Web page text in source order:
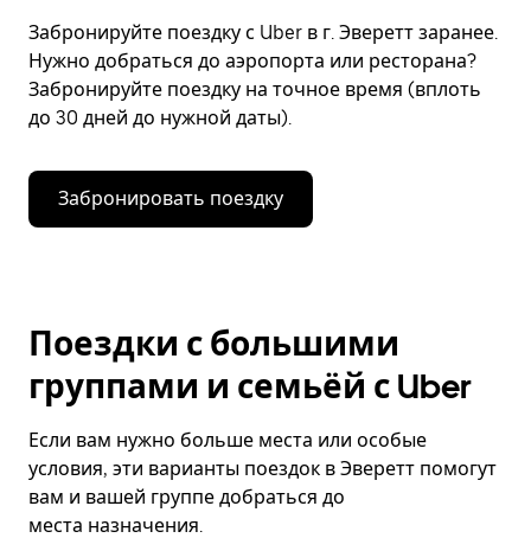
Забронируйте поездку с Uber в г. Эверетт заранее.
Нужно добраться до аэропорта или ресторана?
Забронируйте поездку на точное время (вплоть
до 30 дней до нужной даты).
Забронировать поездку
Поездки с большими
группами и семьёй с Uber
Если вам нужно больше места или особые
условия, эти варианты поездок в Эверетт помогут
вам и вашей группе добраться до
места назначения.